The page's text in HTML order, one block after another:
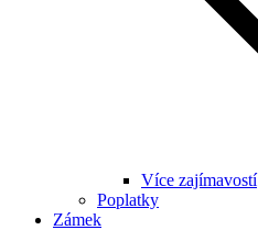
Více zajímavostí
Poplatky
Zámek